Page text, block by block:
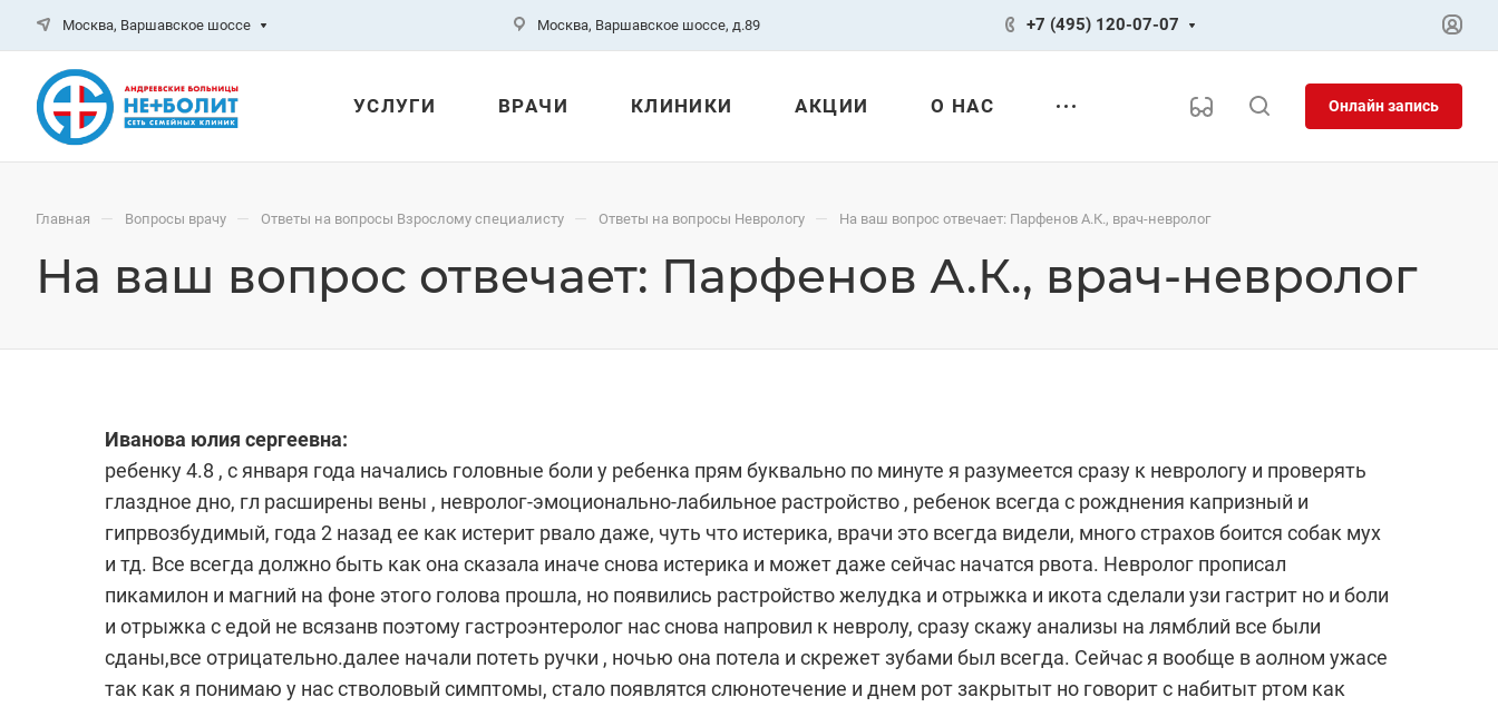
Москва, Варшавское шоссе Москва, Варшавское шоссе, д.89 +7 (495) 120-07-07
УСЛУГИ ВРАЧИ КЛИНИКИ АКЦИИ О НАС Онлайн запись
Главная — Вопросы врачу — Ответы на вопросы Взрослому специалисту — Ответы на вопросы Неврологу — На ваш вопрос отвечает: Парфенов А.К., врач-невролог
На ваш вопрос отвечает: Парфенов А.К., врач-невролог
Иванова юлия сергеевна:
ребенку 4.8 , с января года начались головные боли у ребенка прям буквально по минуте я разумеется сразу к неврологу и проверять
глаздное дно, гл расширены вены , невролог-эмоционально-лабильное растройство , ребенок всегда с рожднения капризный и
гипрвозбудимый, года 2 назад ее как истерит рвало даже, чуть что истерика, врачи это всегда видели, много страхов боится собак мух
и тд. Все всегда должно быть как она сказала иначе снова истерика и может даже сейчас начатся рвота. Невролог прописал
пикамилон и магний на фоне этого голова прошла, но появились растройство желудка и отрыжка и икота сделали узи гастрит но и боли
и отрыжка с едой не всязанв поэтому гастроэнтеролог нас снова напровил к невролу, сразу скажу анализы на лямблий все были
сданы,все отрицательно.далее начали потеть ручки , ночью она потела и скрежет зубами был всегда. Сейчас я вообще в аолном ужасе
так как я понимаю у нас стволовый симптомы, стало появлятся слюнотечение и днем рот закрытыт но говорит с набитыт ртом как